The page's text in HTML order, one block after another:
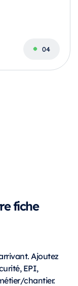
fiche
Ajoutez
EPI,
chantier.